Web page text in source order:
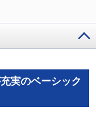
実のベーシック